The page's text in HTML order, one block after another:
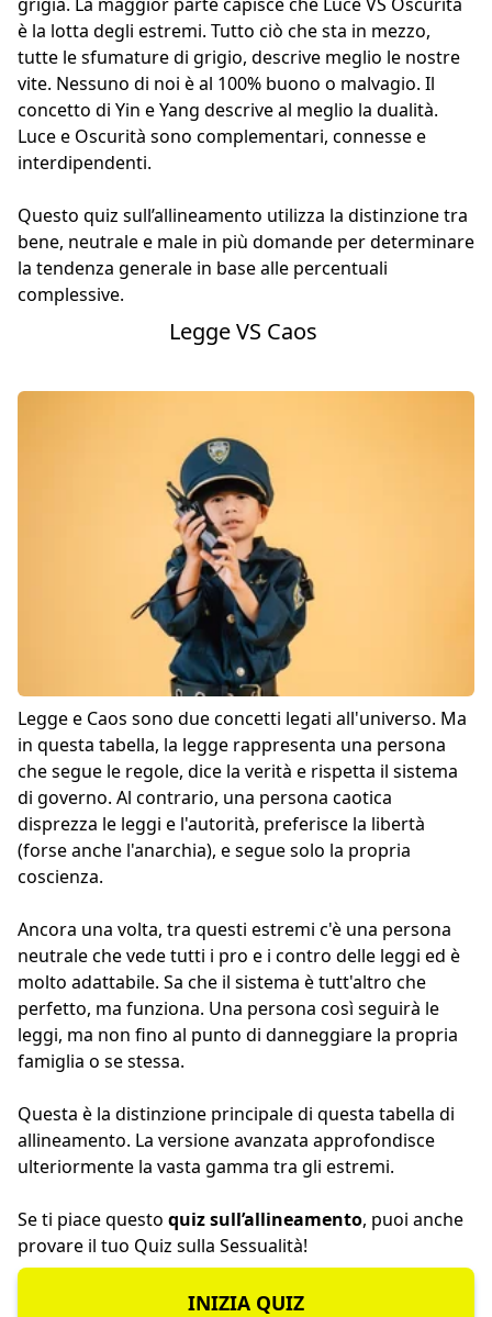
grigia. La maggior parte capisce che Luce VS Oscurità
è la lotta degli estremi. Tutto ciò che sta in mezzo,
tutte le sfumature di grigio, descrive meglio le nostre
vite. Nessuno di noi è al 100% buono o malvagio. Il
concetto di Yin e Yang descrive al meglio la dualità.
Luce e Oscurità sono complementari, connesse e
interdipendenti.
Questo quiz sull’allineamento utilizza la distinzione tra
bene, neutrale e male in più domande per determinare
la tendenza generale in base alle percentuali
complessive.
Legge VS Caos
Legge e Caos sono due concetti legati all'universo. Ma
in questa tabella, la legge rappresenta una persona
che segue le regole, dice la verità e rispetta il sistema
di governo. Al contrario, una persona caotica
disprezza le leggi e l'autorità, preferisce la libertà
(forse anche l'anarchia), e segue solo la propria
coscienza.
Ancora una volta, tra questi estremi c'è una persona
neutrale che vede tutti i pro e i contro delle leggi ed è
molto adattabile. Sa che il sistema è tutt'altro che
perfetto, ma funziona. Una persona così seguirà le
leggi, ma non fino al punto di danneggiare la propria
famiglia o se stessa.
Questa è la distinzione principale di questa tabella di
allineamento. La versione avanzata approfondisce
ulteriormente la vasta gamma tra gli estremi.
Se ti piace questo quiz sull’allineamento, puoi anche
provare il tuo Quiz sulla Sessualità!
INIZIA QUIZ